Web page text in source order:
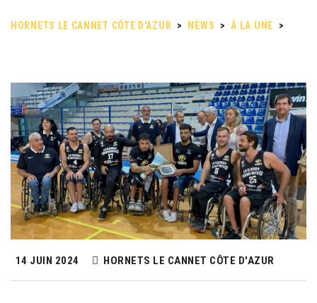
HORNETS LE CANNET CÔTE D'AZUR > NEWS > À LA UNE
>
14 JUIN 2024 HORNETS LE CANNET CÔTE D'AZUR